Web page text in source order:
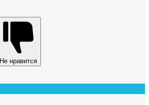
Не нравится